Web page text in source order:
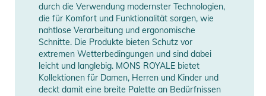
durch die Verwendung modernster Technologien,
die für Komfort und Funktionalität sorgen, wie
nahtlose Verarbeitung und ergonomische
Schnitte. Die Produkte bieten Schutz vor
extremen Wetterbedingungen und sind dabei
leicht und langlebig. MONS ROYALE bietet
Kollektionen für Damen, Herren und Kinder und
deckt damit eine breite Palette an Bedürfnissen